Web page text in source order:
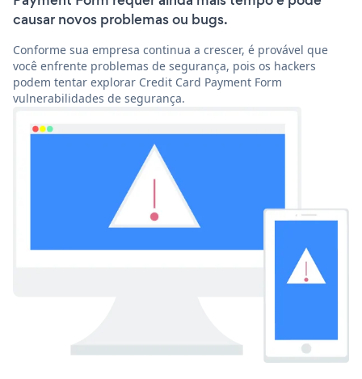
causar novos problemas ou bugs.
Conforme sua empresa continua a crescer, é provável que
você enfrente problemas de segurança, pois os hackers
podem tentar explorar Credit Card Payment Form
vulnerabilidades de segurança.